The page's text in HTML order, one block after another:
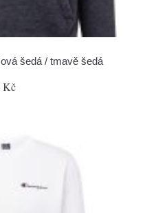
šedá / tmavě šedá
Kč